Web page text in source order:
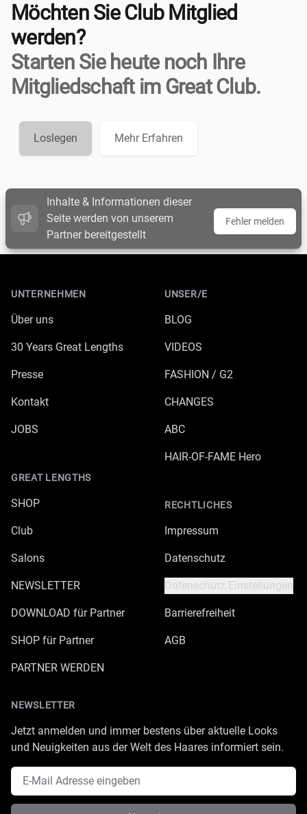
Möchten Sie Club Mitglied
werden?
Starten Sie heute noch Ihre
Mitgliedschaft im Great Club.
Loslegen Mehr Erfahren
Inhalte & Informationen dieser
Seite werden von unserem
Partner bereitgestellt
Fehler melden
UNTERNEHMEN
Über uns
30 Years Great Lengths
Presse
Kontakt
JOBS
GREAT LENGTHS
SHOP
Club
Salons
NEWSLETTER
DOWNLOAD für Partner
SHOP für Partner
PARTNER WERDEN
UNSER/E
BLOG
VIDEOS
FASHION / G2
CHANGES
ABC
HAIR-OF-FAME Hero
RECHTLICHES
Impressum
Datenschutz
Datenschutz Einstellungen
Barrierefreiheit
AGB
NEWSLETTER
Jetzt anmelden und immer bestens über aktuelle Looks
und Neuigkeiten aus der Welt des Haares informiert sein.
E-Mail Adresse